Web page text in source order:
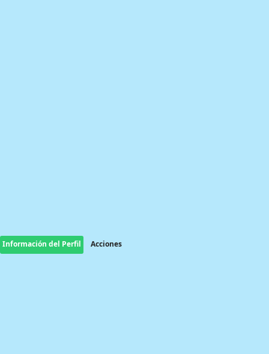
Información del Perfil Acciones